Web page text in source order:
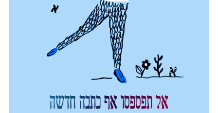
אל תפספסו אף כתבה חדשה